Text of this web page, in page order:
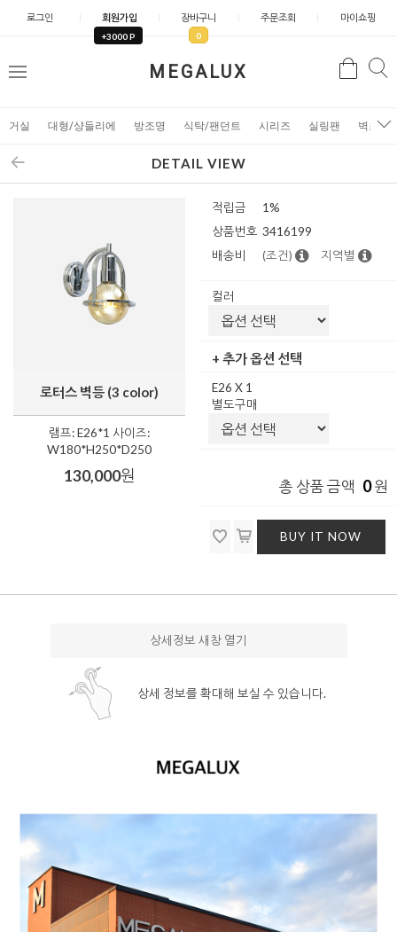
로그인 회원가입
+3000 P
장바구니
0
주문조회 마이쇼핑
MEGALUX
메
검
거실 대형/샹들리에 방조명 식탁/팬던트 시리즈 실링팬 벽조명
DETAIL VIEW
로터스 벽등 (3 color)
램프: E26*1 사이즈:
W180*H250*D250
130,000원
적립금
1%
상품번호 3416199
배송비
(조건) 지역별
컬러
+ 추가 옵션 선택
E26 X 1
별도구매
총 상품 금액 0원
BUY IT NOW
상세정보 새창 열기
상세 정보를 확대해 보실 수 있습니다.